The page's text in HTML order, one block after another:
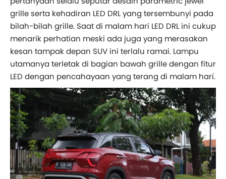
grille serta kehadiran LED DRL yang tersembunyi pada
bilah-bilah grille. Saat di malam hari LED DRL ini cukup
menarik perhatian meski ada juga yang merasakan
kesan tampak depan SUV ini terlalu ramai. Lampu
utamanya terletak di bagian bawah grille dengan fitur
LED dengan pencahayaan yang terang di malam hari.